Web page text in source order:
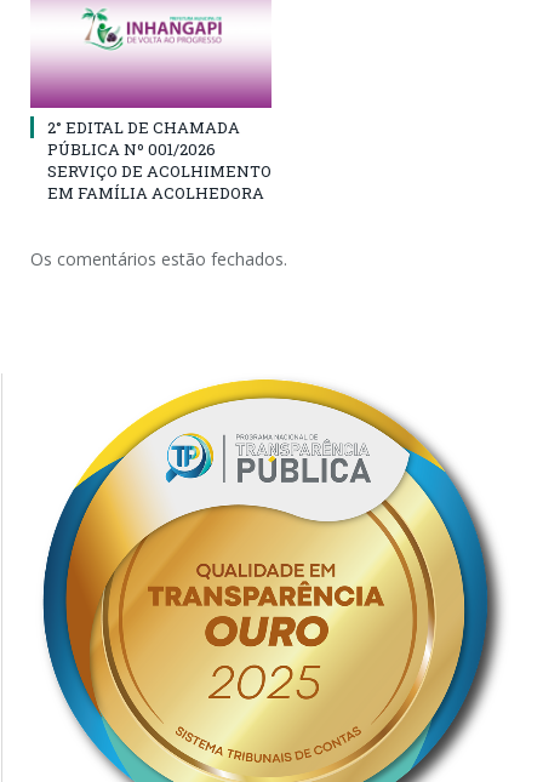
2° EDITAL DE CHAMADA
PÚBLICA Nº 001/2026
SERVIÇO DE ACOLHIMENTO
EM FAMÍLIA ACOLHEDORA
Os comentários estão fechados.